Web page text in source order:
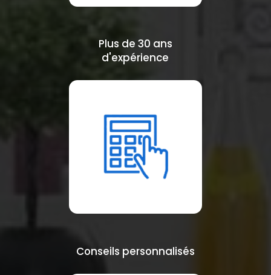
Plus de 30 ans
d'expérience
Conseils personnalisés